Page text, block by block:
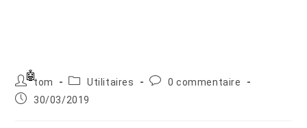
Auteur/autrice
de
la
tom
PostUtilitaires
Commentaires
0 commentaire
Publication
30/03/2019